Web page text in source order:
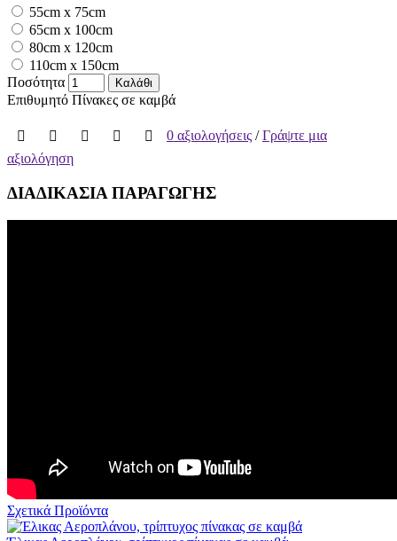
55cm x 75cm
65cm x 100cm
80cm x 120cm
110cm x 150cm
Ποσότητα
Καλάθι
Επιθυμητό Πίνακες σε καμβά
0 αξιολογήσεις /Γράψτε μια
αξιολόγηση
ΔΙΑΔΙΚΑΣΙΑ ΠΑΡΑΓΩΓΗΣ
Σχετικά Προϊόντα